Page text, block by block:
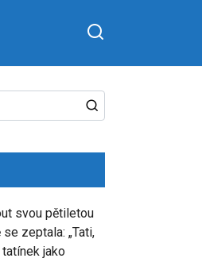
svou pětiletou
zeptala: „Tati,
jako